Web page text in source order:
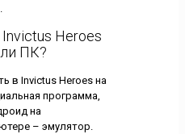
Heroes
ПК?
в Invictus Heroes на
программа,
на
– эмулятор.